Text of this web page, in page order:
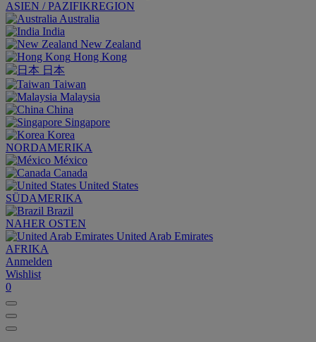
ASIEN / PAZIFIKREGION
Australia
India
New Zealand
Hong Kong
日本
Taiwan
Malaysia
China
Singapore
Korea
NORDAMERIKA
México
Canada
United States
SÜDAMERIKA
Brazil
NAHER OSTEN
United Arab Emirates
AFRIKA
Anmelden
Wishlist
0